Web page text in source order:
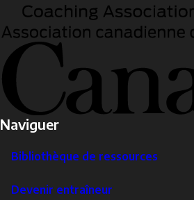
superviseurs
Naviguer
Bibliothèque de ressources
Devenir entraîneur